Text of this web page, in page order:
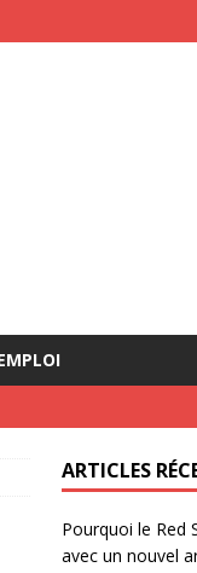
ARTICLES
Pourquoi le Red
avec un nouvel